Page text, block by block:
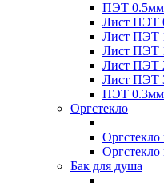
ПЭТ 0.5мм
Лист ПЭТ
Лист ПЭТ
Лист ПЭТ
Лист ПЭТ
Лист ПЭТ
ПЭТ 0.3мм
Оргстекло
Оргстекло
Оргстекло
Бак для душа